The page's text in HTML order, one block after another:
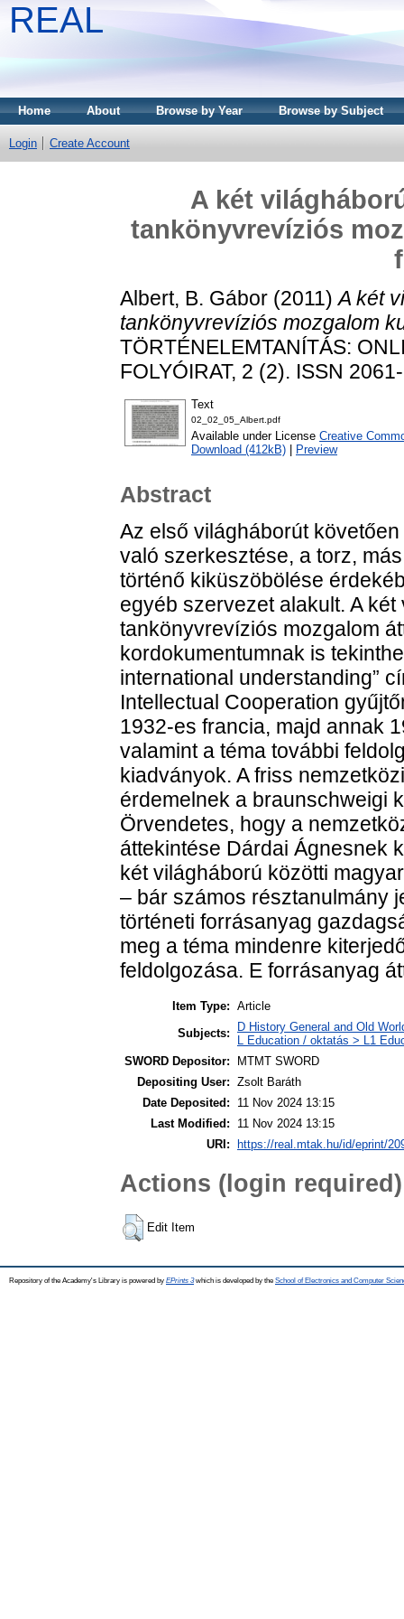
REAL
Home About Browse by Year Browse by Subject
Login Create Account
A két
tankönyvrevíziós
Albert, B. Gábor (2011)A két
tankönyvrevíziós mozgalom
TÖRTÉNELEMTANÍTÁS:
FOLYÓIRAT, 2 (2). ISSN
Text
02_02_05_Albert.pdf
Available under License Creative
Download (412kB)
Preview
Abstract
Az első világháborút
való szerkesztése, a torz,
történő kiküszöbölése
egyéb szervezet alakult. A
tankönyvrevíziós mozgalom
kordokumentumnak is
international understanding”
Intellectual Cooperation
1932-es francia, majd annak
valamint a téma további
kiadványok. A friss
érdemelnek a braunschweigi
Örvendetes, hogy a
áttekintése Dárdai Ágnesnek
két világháború közötti
– bár számos résztanulmány
történeti forrásanyag
meg a téma mindenre
feldolgozása. E forrásanyag
Item Type: Article
Subjects:
D History General and Old
L Education / oktatás > L1
SWORD Depositor:
MTMT SWORD
Depositing User: Zsolt Baráth
Date Deposited:
11 Nov 2024 13:15
Last Modified:
11 Nov 2024 13:15
URI: https://real.mtak.hu/id/eprint/
Actions (login required)
Edit Item
Repository of the Academy's Library is powered by EPrints 3which is developed by the School of Electronics and Computer